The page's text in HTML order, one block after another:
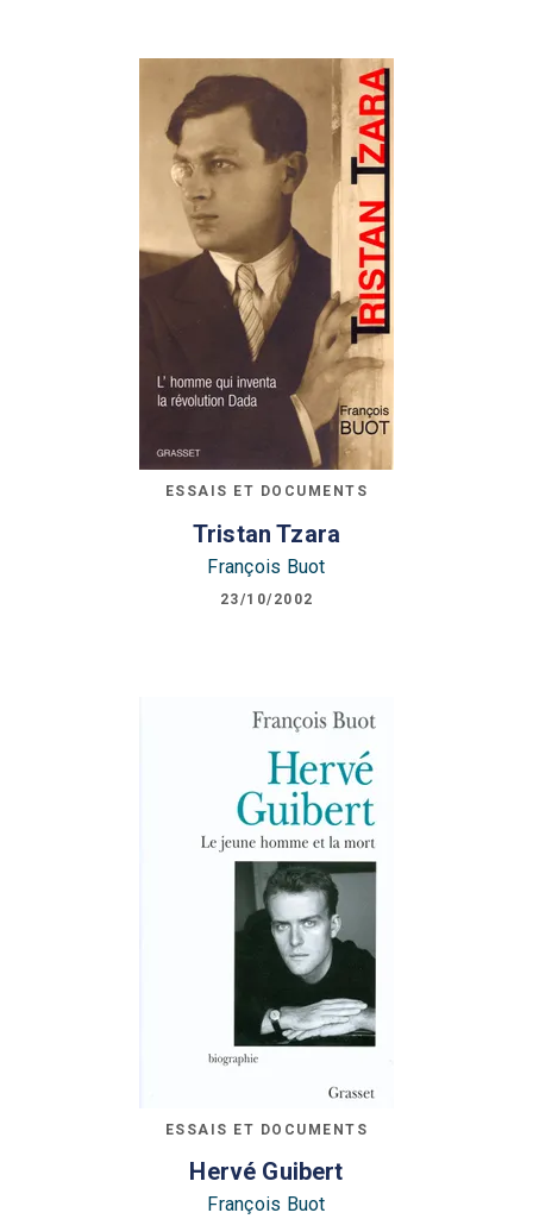
ESSAIS ET DOCUMENTS
Tristan Tzara
François Buot
23/10/2002
ESSAIS ET DOCUMENTS
Hervé Guibert
François Buot